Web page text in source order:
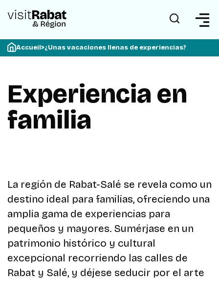
Accueil>¿Unas vacaciones llenas de experiencias?
Experiencia en
familia
La región de Rabat-Salé se revela como un
destino ideal para familias, ofreciendo una
amplia gama de experiencias para
pequeños y mayores. Sumérjase en un
patrimonio histórico y cultural
excepcional recorriendo las calles de
Rabat y Salé, y déjese seducir por el arte